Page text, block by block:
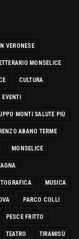
VERONESE
MONSELICE
CULTURA
EVENTI
MONTI SALUTE PIÙ
ABANO TERME
MONSELICE
MUSICA
PARCO COLLI
PESCE FRITTO
TEATRO TIRAMISÙ